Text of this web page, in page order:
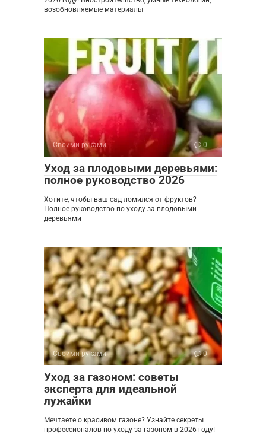
возобновляемые материалы –
Своими руками 0
Уход за плодовыми деревьями:
полное руководство 2026
Хотите, чтобы ваш сад ломился от фруктов?
Полное руководство по уходу за плодовыми
деревьями
Своими руками 0
Уход за газоном: советы
эксперта для идеальной
лужайки
Мечтаете о красивом газоне? Узнайте секреты
профессионалов по уходу за газоном в 2026 году!